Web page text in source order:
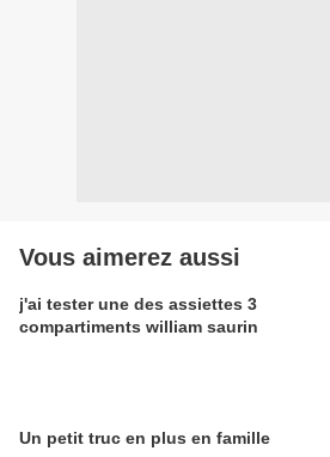
Vous aimerez aussi
j'ai tester une des assiettes 3
compartiments william saurin
Un petit truc en plus en famille